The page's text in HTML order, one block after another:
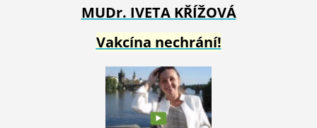
MUDr. IVETA KŘÍŽOVÁ
Vakcína nechrání!